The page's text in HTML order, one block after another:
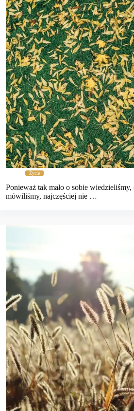
Życie
Ponieważ tak mało o sobie wiedzieliśmy,
mówiliśmy, najczęściej nie …